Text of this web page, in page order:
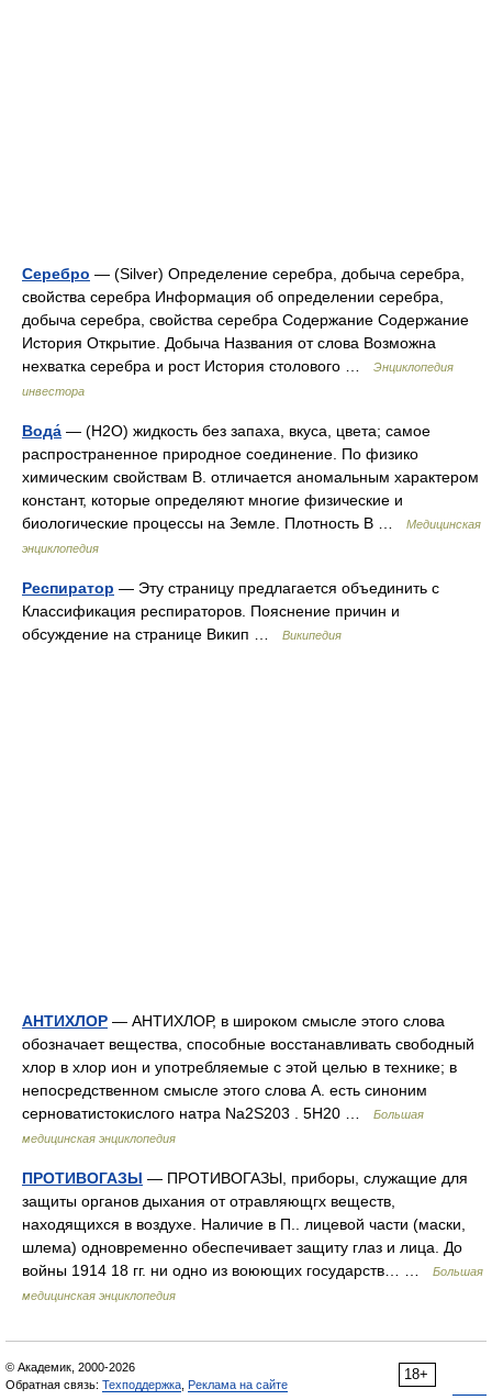
Серебро — (Silver) Определение серебра, добыча серебра,
свойства серебра Информация об определении серебра,
добыча серебра, свойства серебра Содержание Содержание
История Открытие. Добыча Названия от слова Возможна
нехватка серебра и рост История столового …
Энциклопедия
инвестора
Вода́ — (Н2О) жидкость без запаха, вкуса, цвета; самое
распространенное природное соединение. По физико
химическим свойствам В. отличается аномальным характером
констант, которые определяют многие физические и
биологические процессы на Земле. Плотность В …
Медицинская
энциклопедия
Респиратор — Эту страницу предлагается объединить с
Классификация респираторов. Пояснение причин и
обсуждение на странице Викип …
Википедия
АНТИХЛОР — АНТИХЛОР, в широком смысле этого слова
обозначает вещества, способные восстанавливать свободный
хлор в хлор ион и употребляемые с этой целью в технике; в
непосредственном смысле этого слова А. есть синоним
серноватистокислого натра Na2S203 . 5Н20 …
Большая
медицинская энциклопедия
ПРОТИВОГАЗЫ — ПРОТИВОГАЗЫ, приборы, служащие для
защиты органов дыхания от отравляющгх веществ,
находящихся в воздухе. Наличие в П.. лицевой части (маски,
шлема) одновременно обеспечивает защиту глаз и лица. До
войны 1914 18 гг. ни одно из воюющих государств… …
Большая
медицинская энциклопедия
18+
© Академик, 2000-2026
Обратная связь: Техподдержка Реклама на сайте